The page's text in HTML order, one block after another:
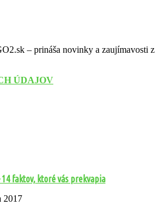
– prináša novinky a zaujímavosti z
ÚDAJOV
faktov, ktoré vás prekvapia
2017